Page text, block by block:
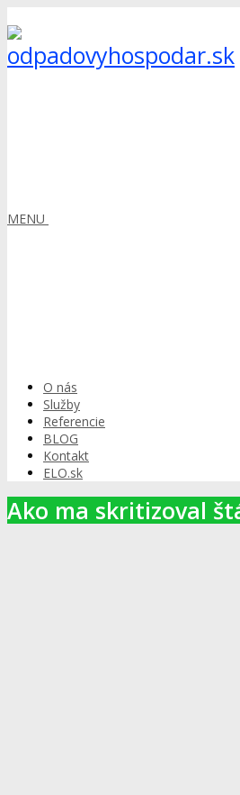
MENU
O nás
Služby
Referencie
BLOG
Kontakt
ELO.sk
Ako ma skritizoval